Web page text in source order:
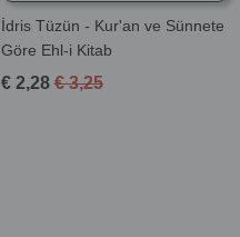
İdris Tüzün - Kur'an ve Sünnete
Göre Ehl-i Kitab
€ 2,28 € 3,25